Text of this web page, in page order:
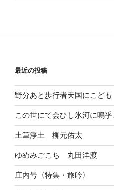
最近の投稿
野分あと歩行者天国にこど
この世にて会ひし氷河に嗚
土筆淨土 柳元佑太
ゆめみごこち 丸田洋渡
庄内号〈特集・旅吟〉